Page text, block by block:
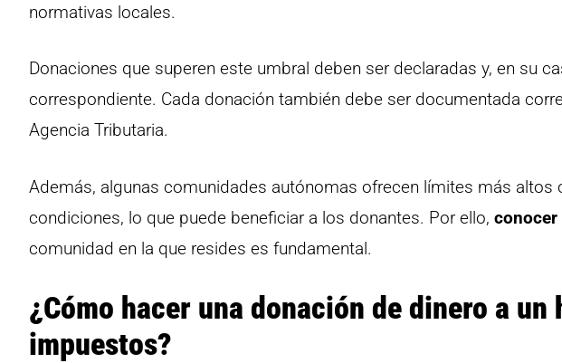
normativas locales.
Donaciones que superen este umbral deben ser declaradas y, en su
correspondiente. Cada donación también debe ser documentada
Agencia Tributaria.
Además, algunas comunidades autónomas ofrecen límites más altos
condiciones, lo que puede beneficiar a los donantes. Por ello,
comunidad en la que resides es fundamental.
¿Cómo hacer una donación de dinero a
impuestos?